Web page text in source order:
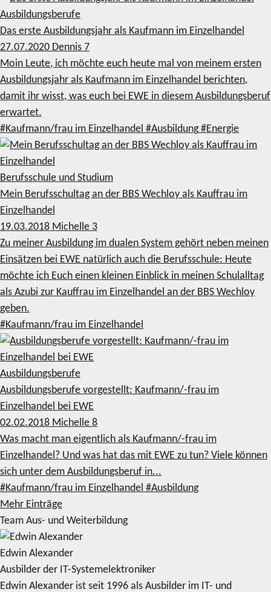
Ausbildungsberufe
Das erste Ausbildungsjahr als Kaufmann im Einzelhandel
27.07.2020 Dennis 7
Moin Leute, ich möchte euch heute mal von meinem ersten
Ausbildungsjahr als Kaufmann im Einzelhandel berichten,
damit ihr wisst, was euch bei EWE in diesem Ausbildungsberuf
erwartet.
#Kaufmann/frau im Einzelhandel #Ausbildung #Energie
Berufsschule und Studium
Mein Berufsschultag an der BBS Wechloy als Kauffrau im
Einzelhandel
19.03.2018 Michelle 3
Zu meiner Ausbildung im dualen System gehört neben meinen
Einsätzen bei EWE natürlich auch die Berufsschule: Heute
möchte ich Euch einen kleinen Einblick in meinen Schulalltag
als Azubi zur Kauffrau im Einzelhandel an der BBS Wechloy
geben.
#Kaufmann/frau im Einzelhandel
Ausbildungsberufe
Ausbildungsberufe vorgestellt: Kaufmann/-frau im
Einzelhandel bei EWE
02.02.2018 Michelle 8
Was macht man eigentlich als Kaufmann/-frau im
Einzelhandel? Und was hat das mit EWE zu tun? Viele können
sich unter dem Ausbildungsberuf in...
#Kaufmann/frau im Einzelhandel #Ausbildung
Mehr Einträge
Team Aus- und Weiterbildung
Edwin Alexander
Ausbilder der IT-Systemelektroniker
Edwin Alexander ist seit 1996 als Ausbilder im IT- und